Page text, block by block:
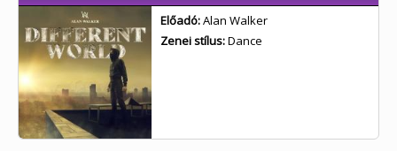
Előadó:Alan Walker
Zenei stílus:Dance